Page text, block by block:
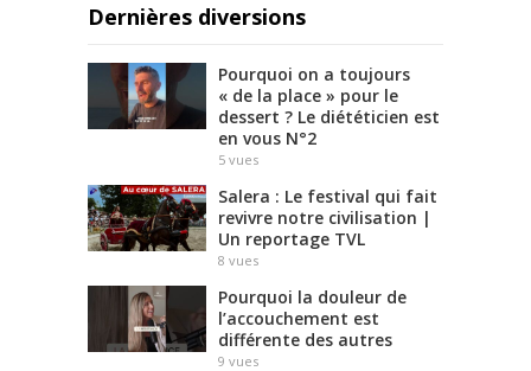
Dernières diversions
Pourquoi on a toujours
« de la place » pour le
dessert ? Le diététicien est
en vous N°2
5 vues
Salera : Le festival qui fait
revivre notre civilisation |
Un reportage TVL
8 vues
Pourquoi la douleur de
l’accouchement est
différente des autres
9 vues